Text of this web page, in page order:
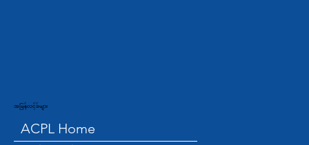
အမြန်လင့်ခ်များ
ACPL Home